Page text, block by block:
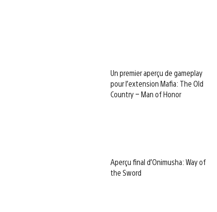
Un premier aperçu de gameplay
pour l’extension Mafia: The Old
Country – Man of Honor
Aperçu final d’Onimusha: Way of
the Sword